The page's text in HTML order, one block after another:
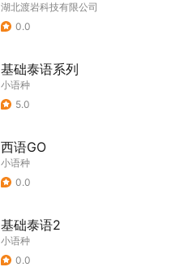
湖北渡岩科技有限公司
0.0
基础泰语系列
小语种
5.0
西语GO
小语种
0.0
基础泰语2
小语种
0.0